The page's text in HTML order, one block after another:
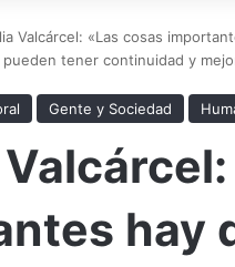
Valcárcel: «Las cosas
tener continuidad y
Gente y Sociedad
hay